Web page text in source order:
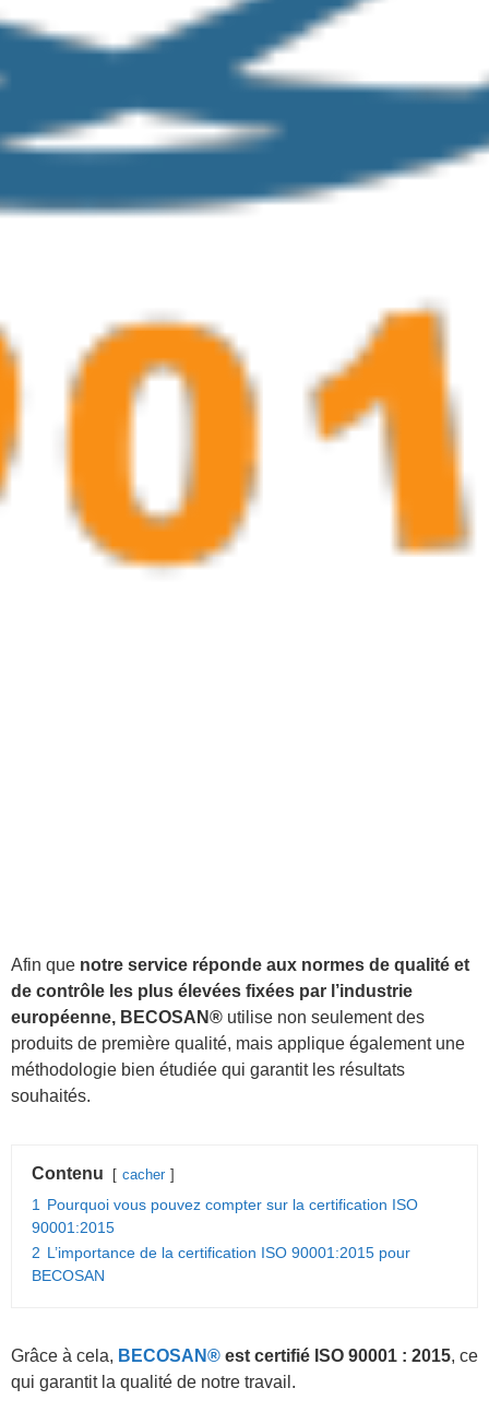
Afin que notre service réponde aux normes de qualité et
de contrôle les plus élevées fixées par l’industrie
européenne, BECOSAN® utilise non seulement des
produits de première qualité, mais applique également une
méthodologie bien étudiée qui garantit les résultats
souhaités.
Contenu cacher
1
Pourquoi vous pouvez compter sur la certification ISO
90001:2015
2 L’importance de la certification ISO 90001:2015 pour
BECOSAN
Grâce à cela, BECOSAN® est certifié ISO 90001 : 2015, ce
qui garantit la qualité de notre travail.